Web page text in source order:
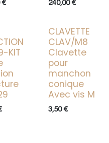
€ 240,00€
KIT
CLAVETTE
CLAV/M8
Clavette
pour
manchon
conique
Avec vis M
3,50€